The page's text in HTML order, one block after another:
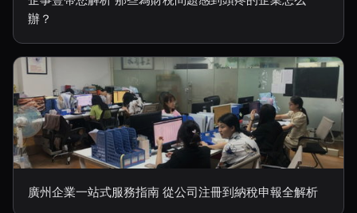
辦？
廣州企業一站式服務指南 從公司注冊到納稅申報全解析